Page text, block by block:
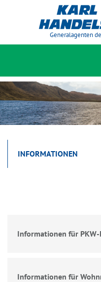
Generalagenten
INFORMATIONEN
Informationen für PKW-
Informationen für